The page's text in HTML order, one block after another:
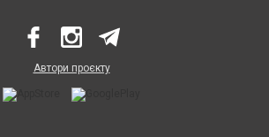
Автори проєкту